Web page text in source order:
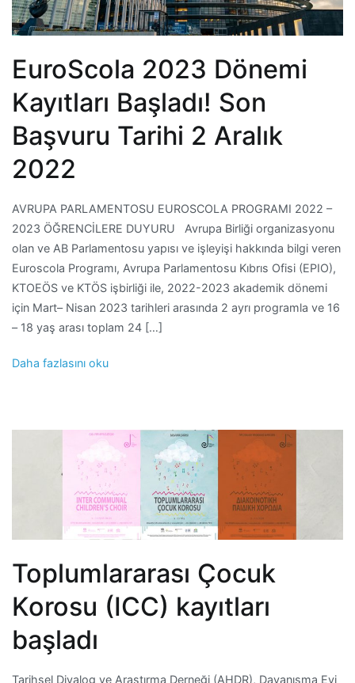
EuroScola 2023 Dönemi
Kayıtları Başladı! Son
Başvuru Tarihi 2 Aralık
2022
AVRUPA PARLAMENTOSU EUROSCOLA PROGRAMI 2022 –
2023 ÖĞRENCİLERE DUYURU Avrupa Birliği organizasyonu
olan ve AB Parlamentosu yapısı ve işleyişi hakkında bilgi veren
Euroscola Programı, Avrupa Parlamentosu Kıbrıs Ofisi (EPIO),
KTOEÖS ve KTÖS işbirliği ile, 2022-2023 akademik dönemi
için Mart– Nisan 2023 tarihleri arasında 2 ayrı programla ve 16
– 18 yaş arası toplam 24 […]
Daha fazlasını oku
Toplumlararası Çocuk
Korosu (ICC) kayıtları
başladı
Tarihsel Diyalog ve Araştırma Derneği (AHDR), Dayanışma Evi